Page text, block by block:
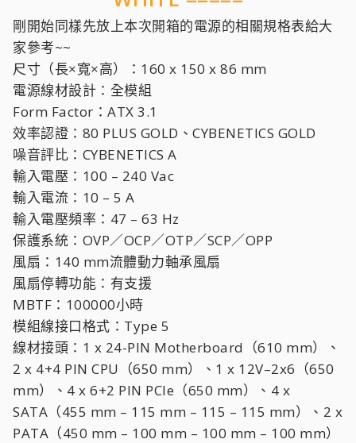
剛開始同樣先放上本次開箱的電源的相關規格表給大
家參考~~
尺寸（長×寬×高）：160 x 150 x 86 mm
電源線材設計：全模組
Form Factor：ATX 3.1
效率認證：80 PLUS GOLD、CYBENETICS GOLD
噪音評比：CYBENETICS A
輸入電壓：100 – 240 Vac
輸入電流：10 – 5 A
輸入電壓頻率：47 – 63 Hz
保護系統：OVP／OCP／OTP／SCP／OPP
風扇：140 mm流體動力軸承風扇
風扇停轉功能：有支援
MBTF：100000小時
模組線接口格式：Type 5
線材接頭：1 x 24-PIN Motherboard（610 mm）、
2 x 4+4 PIN CPU（650 mm）、1 x 12V–2x6（650
mm）、4 x 6+2 PIN PCIe（650 mm）、4 x
SATA（455 mm – 115 mm – 115 – 115 mm）、2 x
PATA（450 mm – 100 mm – 100 mm – 100 mm）